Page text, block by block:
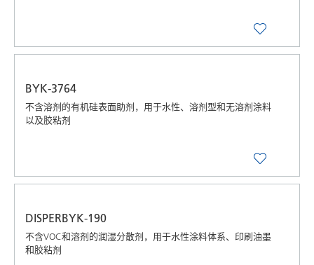
BYK-3764
不含溶剂的有机硅表面助剂，用于水性、溶剂型和无溶剂涂料
以及胶粘剂
DISPERBYK-190
不含VOC和溶剂的润湿分散剂，用于水性涂料体系、印刷油墨
和胶粘剂